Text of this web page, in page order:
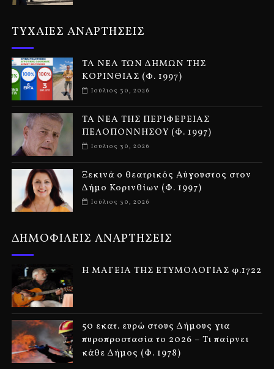
ΤΥΧΑΙΕΣ ΑΝΑΡΤΗΣΕΙΣ
ΤΑ ΝΕΑ ΤΩΝ ΔΗΜΩΝ ΤΗΣ
ΚΟΡΙΝΘΙΑΣ (Φ. 1997)
Ιούλιος 30, 2026
ΤΑ ΝΕΑ ΤΗΣ ΠΕΡΙΦΕΡΕΙΑΣ
ΠΕΛΟΠΟΝΝΗΣΟΥ (Φ. 1997)
Ιούλιος 30, 2026
Ξεκινά ο θεατρικός Αύγουστος στον
Δήμο Κορινθίων (Φ. 1997)
Ιούλιος 30, 2026
ΔΗΜΟΦΙΛΕΙΣ ΑΝΑΡΤΗΣΕΙΣ
Η ΜΑΓΕΙΑ ΤΗΣ ΕΤΥΜΟΛΟΓΙΑΣ φ.1722
50 εκατ. ευρώ στους Δήμους για
πυροπροστασία το 2026 – Τι παίρνει
κάθε Δήμος (Φ. 1978)